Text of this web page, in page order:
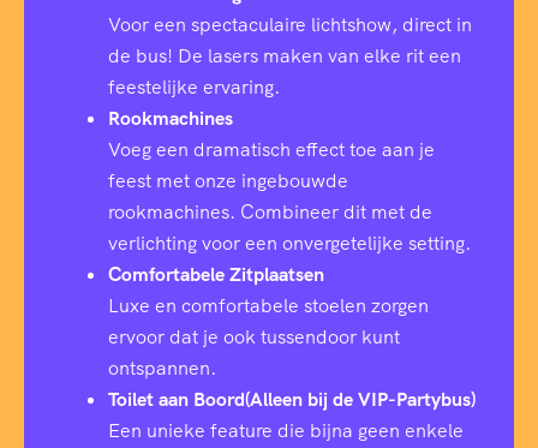
Voor een spectaculaire lichtshow, direct in
de bus! De lasers maken van elke rit een
feestelijke ervaring.
Rookmachines
Voeg een dramatisch effect toe aan je
feest met onze ingebouwde
rookmachines. Combineer dit met de
verlichting voor een onvergetelijke setting.
Comfortabele Zitplaatsen
Luxe en comfortabele stoelen zorgen
ervoor dat je ook tussendoor kunt
ontspannen.
Toilet aan Boord(Alleen bij de VIP-Partybus)
Een unieke feature die bijna geen enkele